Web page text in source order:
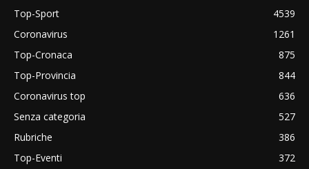
Top-Sport
4539
Coronavirus
1261
Top-Cronaca
875
Top-Provincia
844
Coronavirus top
636
Senza categoria
527
Rubriche
386
Top-Eventi
372